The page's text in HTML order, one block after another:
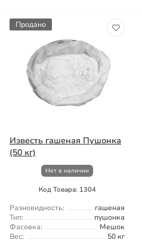
Продано
Известь гашеная Пушонка
(50 кг)
Нет в наличии
Код Товара: 1304
Разновидность:
гашеная
Тип:
пушонка
Фасовка:
Мешок
Вес:
50 кг